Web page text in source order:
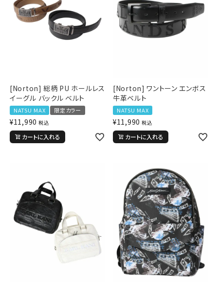
[Norton] 総柄 PU ホールレス
イーグル バックル ベルト
NATSU MAX 限定カラー
¥11,990 税込
カートに入れる
[Norton] ワントーン エンボス
牛革ベルト
NATSU MAX
¥11,990 税込
カートに入れる